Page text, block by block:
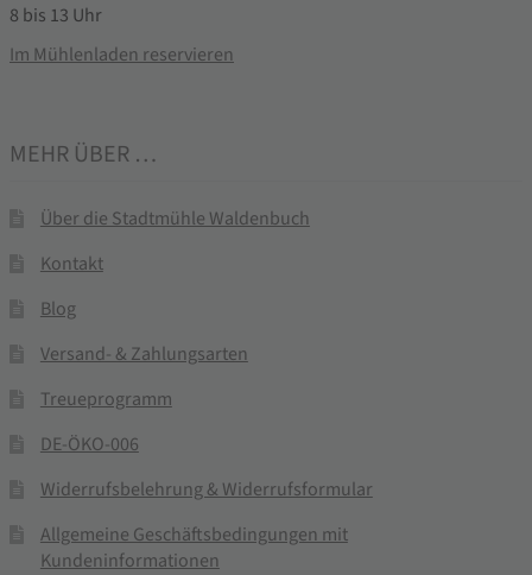
8 bis 13 Uhr
Im Mühlenladen reservieren
MEHR ÜBER …
Über die Stadtmühle Waldenbuch
Kontakt
Blog
Versand- & Zahlungsarten
Treueprogramm
DE-ÖKO-006
Widerrufsbelehrung & Widerrufsformular
Allgemeine Geschäftsbedingungen mit
Kundeninformationen